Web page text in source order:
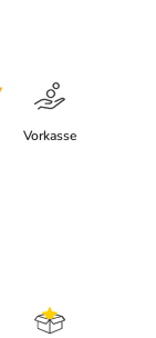
Vorkasse